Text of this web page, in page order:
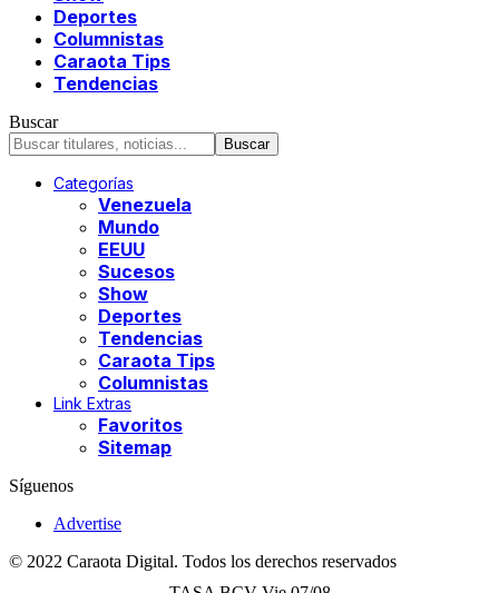
Deportes
Columnistas
Caraota Tips
Tendencias
Buscar
Categorías
Venezuela
Mundo
EEUU
Sucesos
Show
Deportes
Tendencias
Caraota Tips
Columnistas
Link Extras
Favoritos
Sitemap
Síguenos
Advertise
© 2022 Caraota Digital. Todos los derechos reservados